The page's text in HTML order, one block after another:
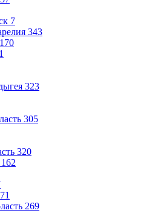
7
343
170
323
305
320
162
269